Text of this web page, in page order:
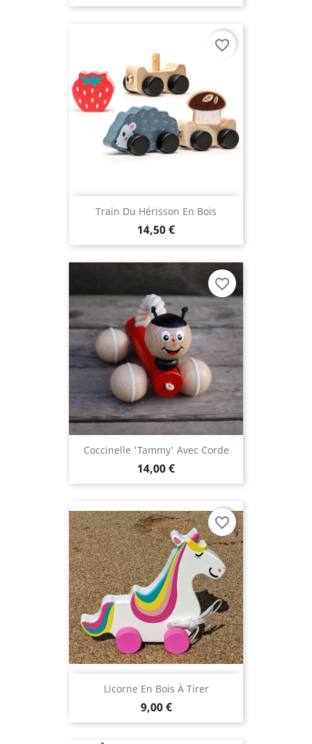
Train Du Hérisson En Bois
14,50 €
favorite_border
Coccinelle 'Tammy' Avec Corde
14,00 €
favorite_border
Licorne En Bois À Tirer
9,00 €
favorite_border